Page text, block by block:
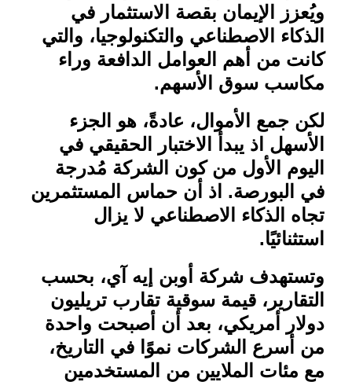
ويُعزز الإيمان بقصة الاستثمار في
الذكاء الاصطناعي والتكنولوجيا، والتي
كانت من أهم العوامل الدافعة وراء
مكاسب سوق الأسهم.
لكن جمع الأموال، عادةً، هو الجزء
الأسهل اذ يبدأ الاختبار الحقيقي في
اليوم الأول من كون الشركة مُدرجة
في البورصة. اذ أن حماس المستثمرين
تجاه الذكاء الاصطناعي لا يزال
استثنائيًا.
وتستهدف شركة أوبن إيه آي، بحسب
التقارير، قيمة سوقية تقارب تريليون
دولار أمريكي، بعد أن أصبحت واحدة
من أسرع الشركات نموًا في التاريخ،
مع مئات الملايين من المستخدمين